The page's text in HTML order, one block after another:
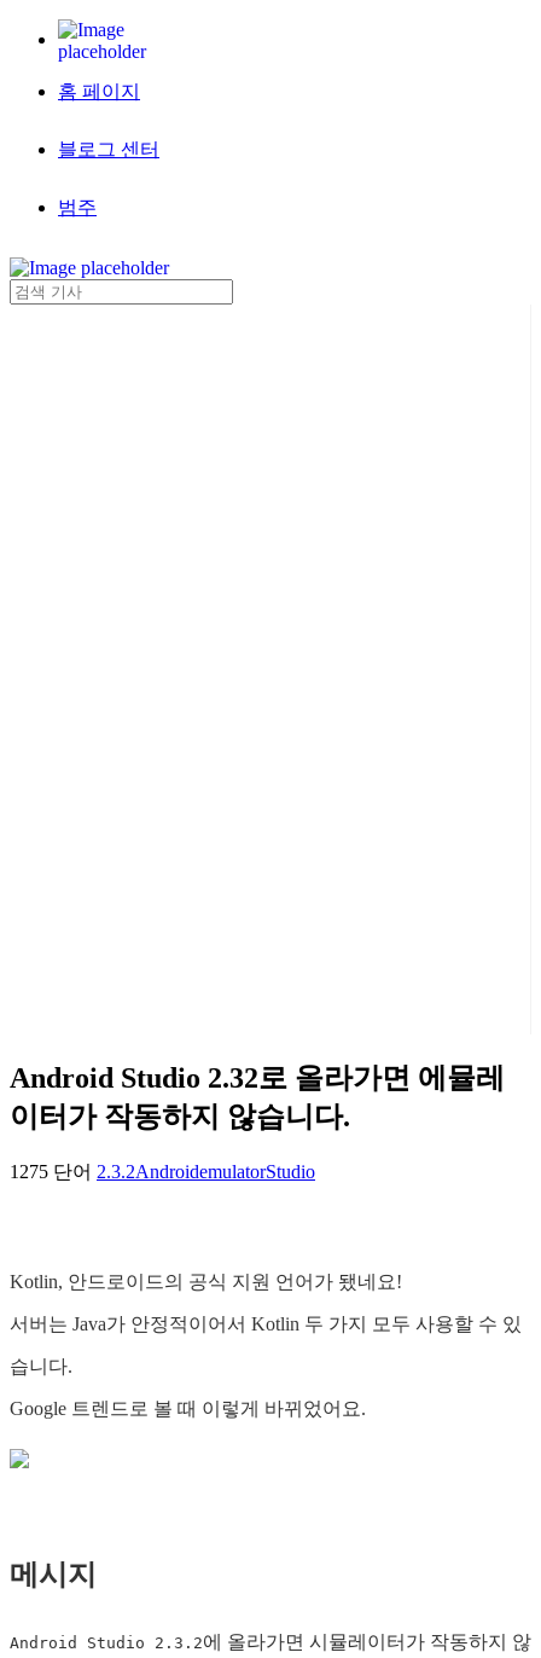
홈 페이지
블로그 센터
범주
Android Studio 2.32로 올라가면 에뮬레
이터가 작동하지 않습니다.
1275 단어 2.3.2AndroidemulatorStudio
Kotlin, 안드로이드의 공식 지원 언어가 됐네요!
서버는 Java가 안정적이어서 Kotlin 두 가지 모두 사용할 수 있
습니다.
Google 트렌드로 볼 때 이렇게 바뀌었어요.
메시지
Android Studio 2.3.2에 올라가면 시뮬레이터가 작동하지 않